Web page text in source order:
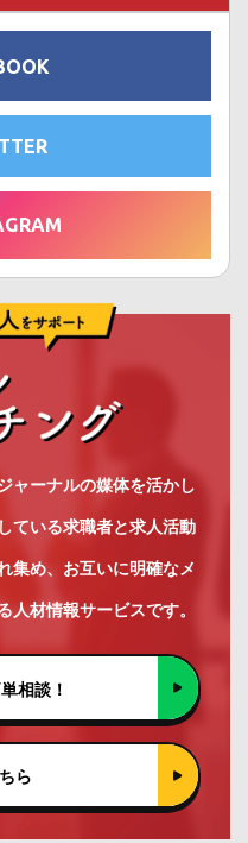
ャーナルの媒体を活かし
ている求職者と求人活動
集め、お互いに明確なメ
人材情報サービスです。
相談！
ら